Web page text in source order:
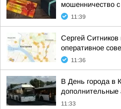
мошенничество
11:39
Сергей
оперативное
11:36
В День города в
дополнительные
11:33